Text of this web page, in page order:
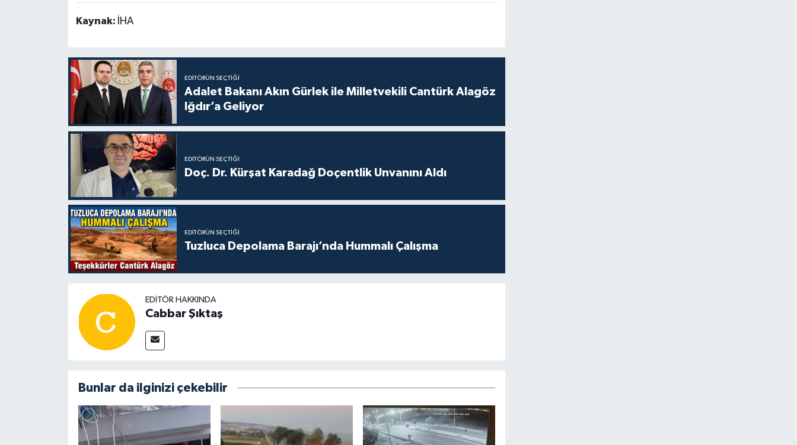
Kaynak: İHA
EDITÖRÜN SEÇTIĞI
Adalet Bakanı Akın Gürlek ile Milletvekili Cantürk Alagöz
Iğdır’a Geliyor
EDITÖRÜN SEÇTIĞI
Doç. Dr. Kürşat Karadağ Doçentlik Unvanını Aldı
EDITÖRÜN SEÇTIĞI
Tuzluca Depolama Barajı’nda Hummalı Çalışma
EDITÖR HAKKINDA
Cabbar Şıktaş
Bunlar da ilginizi çekebilir